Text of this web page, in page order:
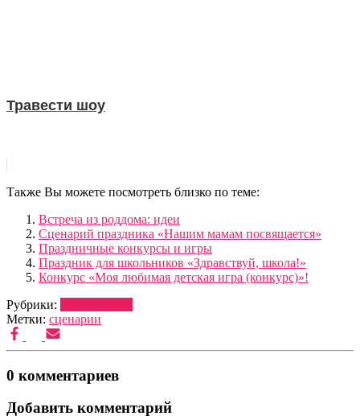
Травести шоу
Также Вы можете посмотреть близко по теме:
Встреча из роддома: идеи
Сценарий праздника «Нашим мамам посвящается»
Праздничные конкурсы и игры
Праздник для школьников «Здравствуй, школа!»
Конкурс «Моя любимая детская игра (конкурс)»!
Рубрики:
Метки: сценарии
0 комментариев
Добавить комментарий